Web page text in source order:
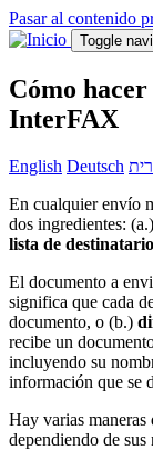
Pasar al contenido
Toggle
Cómo
InterFAX
English Deutsch
En cualquier envío
dos ingredientes:
lista de
El documento a
significa que cada
documento, o (b.)
recibe un
incluyendo su
información que se
Hay varias
dependiendo de sus